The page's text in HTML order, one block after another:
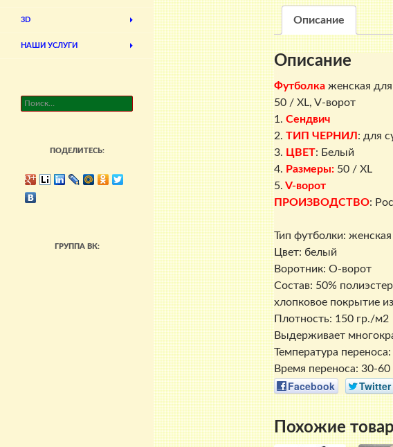
Описание
Описание
Футболкаженская для
50 / XL, V-ворот
1. Сендвич
2. ТИП ЧЕРНИЛ : для
3. ЦВЕТ: Белый
4. Размеры:50 / XL
5. V-ворот
ПРОИЗВОДСТВО:
Тип футболки:
Цвет: белый
Воротник: О-ворот
Состав: 50%
хлопковое покрытие
Плотность: 150 гр./м2
Выдерживает
Температура
Время переноса: 30-
Facebook Twitter
Похожие
3D
НАШИ УСЛУГИ
Найти:
ПОДЕЛИТЕСЬ:
ГРУППА ВК: